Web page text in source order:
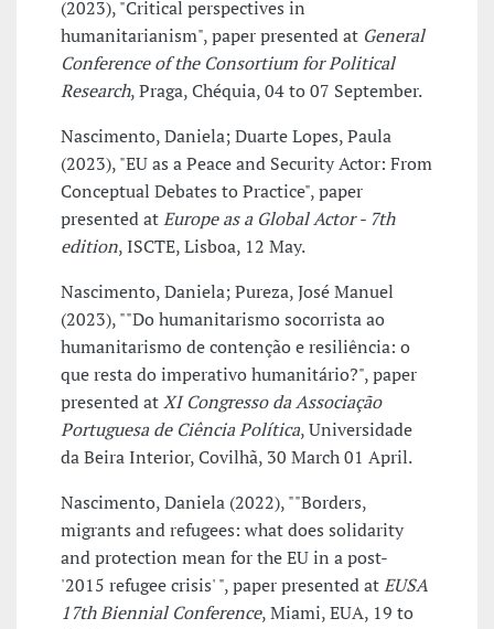
(2023), "Critical perspectives in
humanitarianism", paper presented at General
Conference of the Consortium for Political
Research, Praga, Chéquia, 04 to 07 September.
Nascimento, Daniela; Duarte Lopes, Paula
(2023), "EU as a Peace and Security Actor: From
Conceptual Debates to Practice", paper
presented atEurope as a Global Actor - 7th
edition, ISCTE, Lisboa, 12 May.
Nascimento, Daniela; Pureza, José Manuel
(2023), ""Do humanitarismo socorrista ao
humanitarismo de contenção e resiliência: o
que resta do imperativo humanitário?", paper
presented atXI Congresso da Associação
Portuguesa de Ciência Política, Universidade
da Beira Interior, Covilhã, 30 March 01 April.
Nascimento, Daniela (2022), ""Borders,
migrants and refugees: what does solidarity
and protection mean for the EU in a post-
'2015 refugee crisis' ", paper presented atEUSA
17th Biennial Conference, Miami, EUA, 19 to